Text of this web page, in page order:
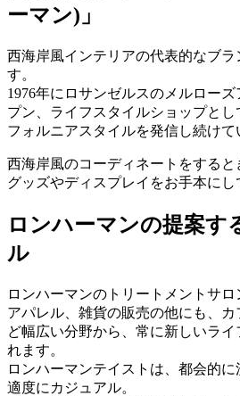
ーマン)」
西海岸風インテリアの代表的なブ
す。
1976年にロサンゼルスのメルロー
プン、ライフスタイルショップとし
フォルニアスタイルを発信し続けて
西海岸風のコーディネートをする
グッズやディスプレイをお手本にし
ロンハーマンの提案す
ル
ロンハーマンのトリートメントサロ
アパレル、雑貨の販売の他にも、
ど幅広い分野から、常に新しいライ
れます。
ロンハーマンテイストは、都会的に
適度にカジュアル。